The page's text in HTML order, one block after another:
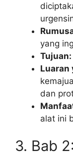
yang
Tujuan:
Luaran
dan
alat ini
3. Bab